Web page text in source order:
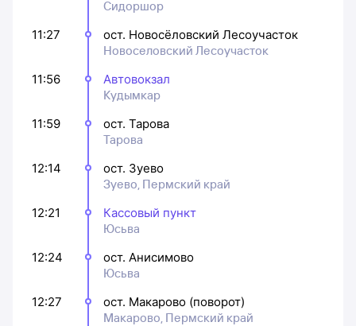
Сидоршор
11:27
ост. Новосёловский Лесоучасток
Новоселовский Лесоучасток
11:56
Автовокзал
Кудымкар
11:59
ост. Тарова
Тарова
12:14
ост. Зуево
Зуево, Пермский край
12:21
Кассовый пункт
Юсьва
12:24
ост. Анисимово
Юсьва
12:27
ост. Макарово (поворот)
Макарово, Пермский край